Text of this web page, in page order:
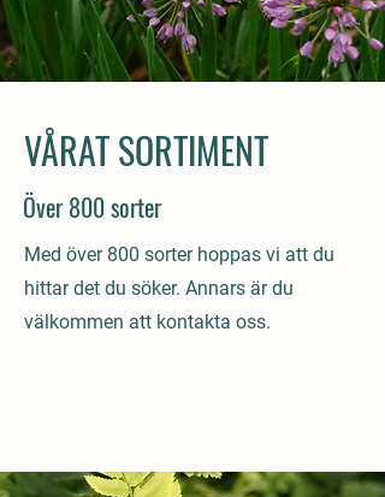
VÅRAT SORTIMENT
Över 800 sorter
Med över 800 sorter hoppas vi att du
hittar det du söker. Annars är du
välkommen att kontakta oss.